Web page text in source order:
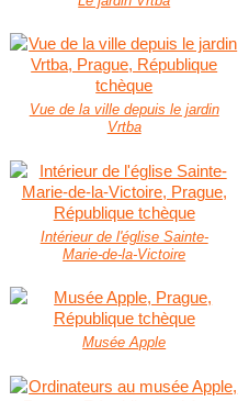
Vue de la ville depuis le jardin
Vrtba
Intérieur de l'église Sainte-
Marie-de-la-Victoire
Musée Apple